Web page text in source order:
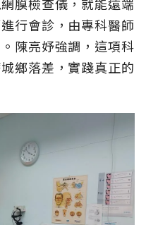
行會診，由專科醫師
陳亮妤強調，這項科
鄉落差，實踐真正的